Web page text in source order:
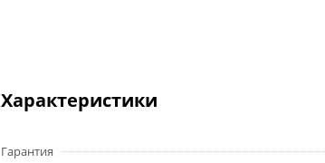
Характеристики
Гарантия